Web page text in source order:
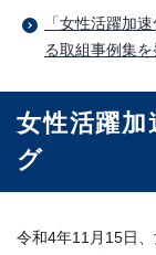
「女性活躍加
る取組事例集
女性活躍
グ
令和4年11月15日